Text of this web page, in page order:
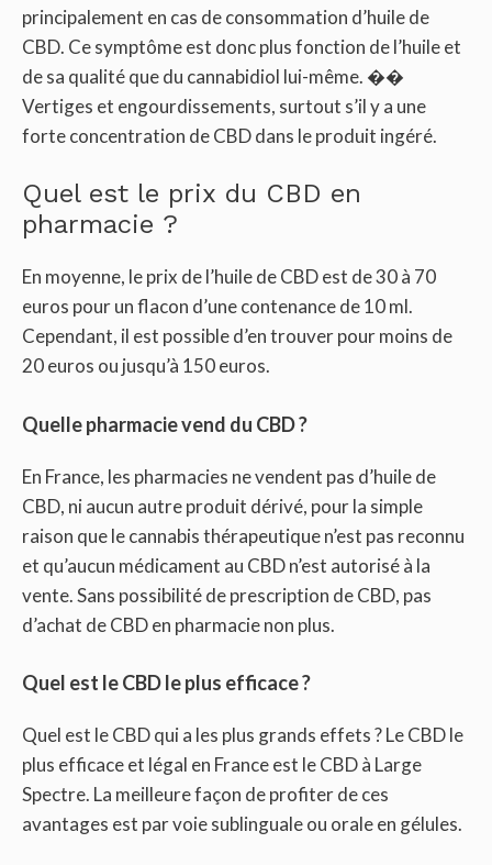
principalement en cas de consommation d’huile de
CBD. Ce symptôme est donc plus fonction de l’huile et
de sa qualité que du cannabidiol lui-même. ��
Vertiges et engourdissements, surtout s’il y a une
forte concentration de CBD dans le produit ingéré.
Quel est le prix du CBD en
pharmacie ?
En moyenne, le prix de l’huile de CBD est de 30 à 70
euros pour un flacon d’une contenance de 10 ml.
Cependant, il est possible d’en trouver pour moins de
20 euros ou jusqu’à 150 euros.
Quelle pharmacie vend du CBD ?
En France, les pharmacies ne vendent pas d’huile de
CBD, ni aucun autre produit dérivé, pour la simple
raison que le cannabis thérapeutique n’est pas reconnu
et qu’aucun médicament au CBD n’est autorisé à la
vente. Sans possibilité de prescription de CBD, pas
d’achat de CBD en pharmacie non plus.
Quel est le CBD le plus efficace ?
Quel est le CBD qui a les plus grands effets ? Le CBD le
plus efficace et légal en France est le CBD à Large
Spectre. La meilleure façon de profiter de ces
avantages est par voie sublinguale ou orale en gélules.